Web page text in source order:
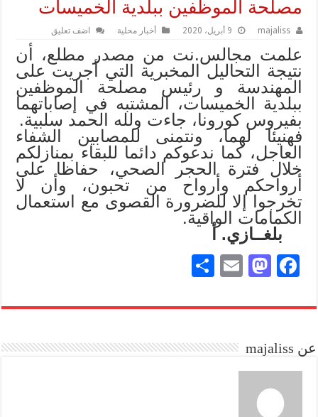
مصلحة الموظفين ببلدية الخميسات
majaliss 9 أبريل، 2020 أخبار محلية اضف تعليق
علمت مجالس.نت من مصدر مطلع، أن
نتيجة التحاليل المخبرية التي أجريت على
المهندسة و رئيس مصلحة الموظفين
ببلدية الخميسات، المشتبه في إصاباتهما
بفيروس كورونا، جاءت ولله الحمد سلبية.
فهنيئا لهما، ونتمنى للمصابين الشفاء
العاجل، كما ندعوكم دائما للبقاء بمنازلكم
خلال فترة الحجر الصحي، حفاظا على
أرواحكم وأرواح من تحبون، وأن لا
تخرجوا إلا للضرورة القصوى مع استعمال
الكمامات الواقية.
بلغــازي. أ
Fa
bo
M
to
n
E
ail
re
عن majaliss